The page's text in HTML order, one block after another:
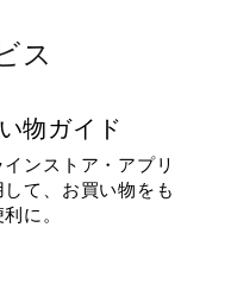
ス
物ガイド
インストア・アプリ
して、お買い物をも
に。